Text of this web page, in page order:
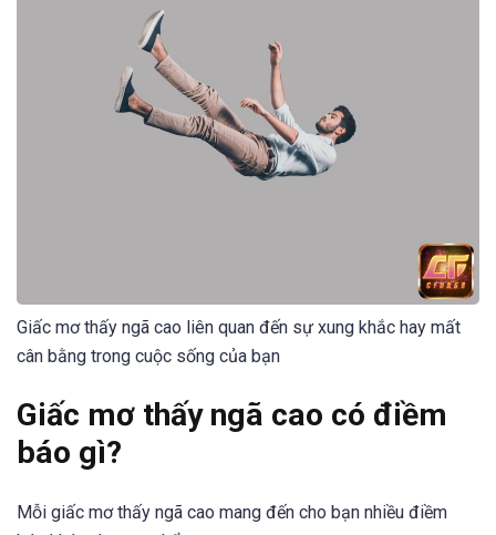
Giấc mơ thấy ngã cao liên quan đến sự xung khắc hay mất
cân bằng trong cuộc sống của bạn
Giấc mơ thấy ngã cao có điềm
báo gì?
Mỗi giấc mơ thấy ngã cao mang đến cho bạn nhiều điềm